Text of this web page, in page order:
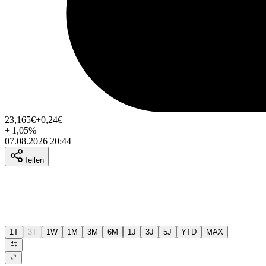
23,165€+0,24€
+ 1,05%
07.08.2026 20:44
Teilen
1T 3T 1W 1M 3M 6M 1J 3J 5J YTD MAX